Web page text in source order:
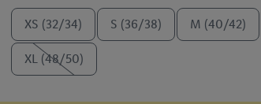
XS (32/34) S (36/38) M (40/42)
XL (48/50)